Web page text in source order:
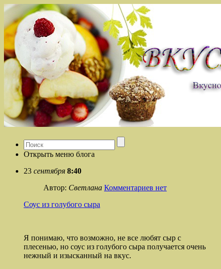
Открыть меню блога
23 сентября 8:40
Автор: Светлана Комментариев нет
Соус из голубого сыра
Я понимаю, что возможно, не все любят сыр с
плесенью, но соус из голубого сыра получается очень
нежный и изысканный на вкус.